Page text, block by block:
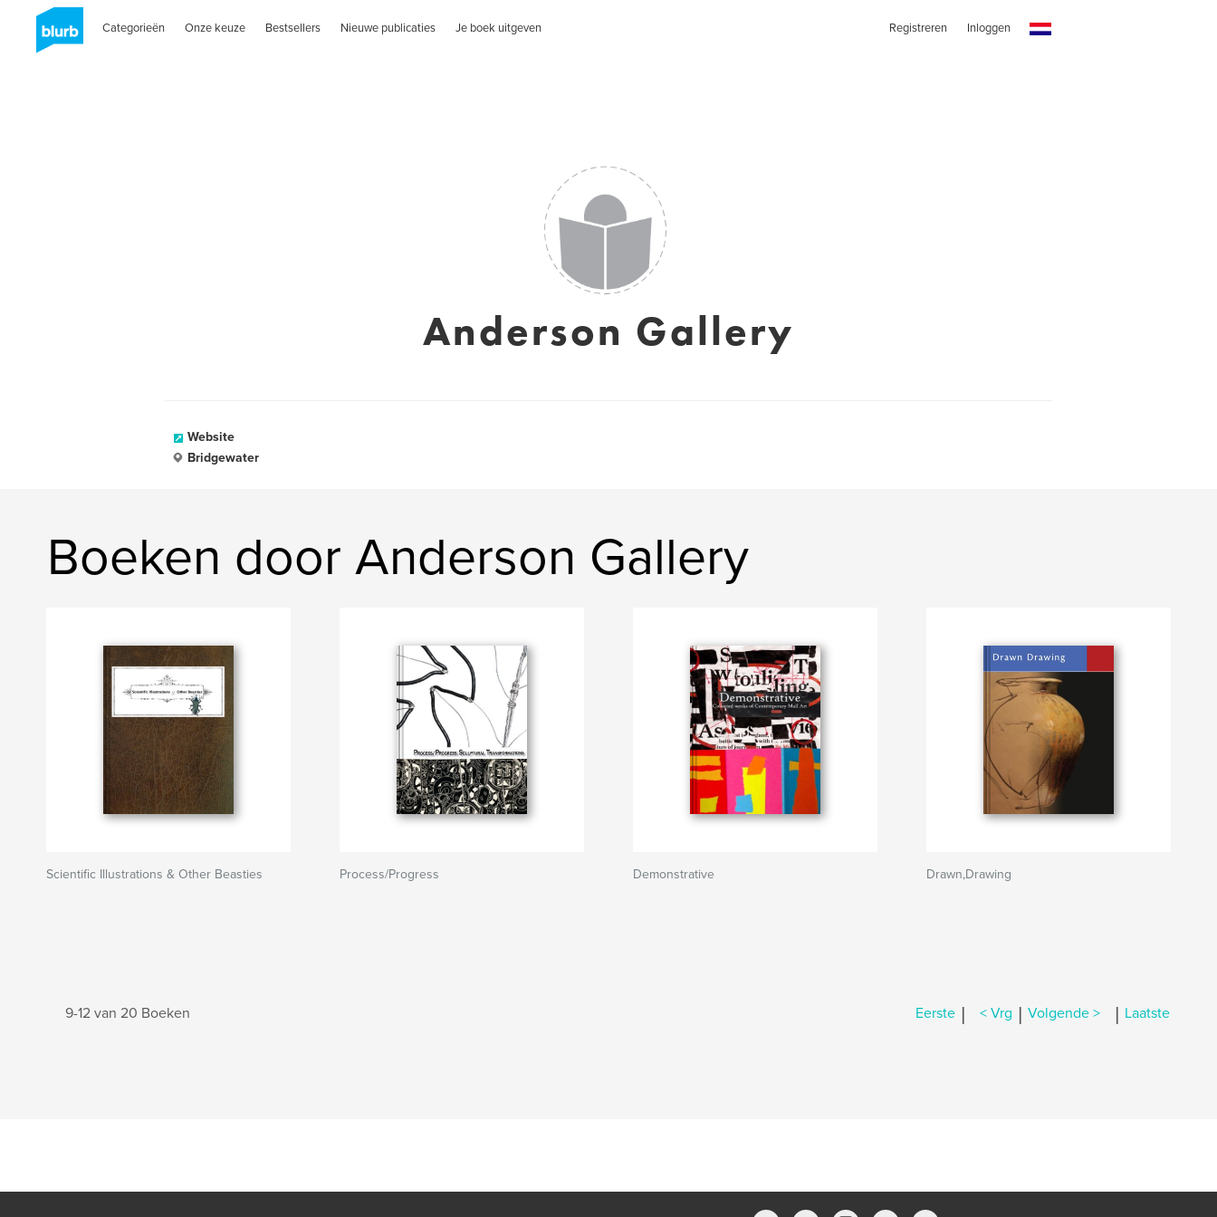
Categorieën Onze keuze Bestsellers Nieuwe publicaties Je boek uitgeven Registreren Inloggen
Anderson Gallery
Website
Bridgewater
Boeken door Anderson Gallery
Scientific Illustrations & Other Beasties Process/Progress Demonstrative Drawn,Drawing
9-12 van 20 Boeken Eerste | < Vrg | Volgende > | Laatste